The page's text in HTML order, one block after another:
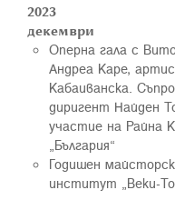
2023
декември
Оперна гала с
Андреа Каре,
Кабаиванска.
диригент Найден
участие на Райна
„България“
Годишен
институт „Веки-